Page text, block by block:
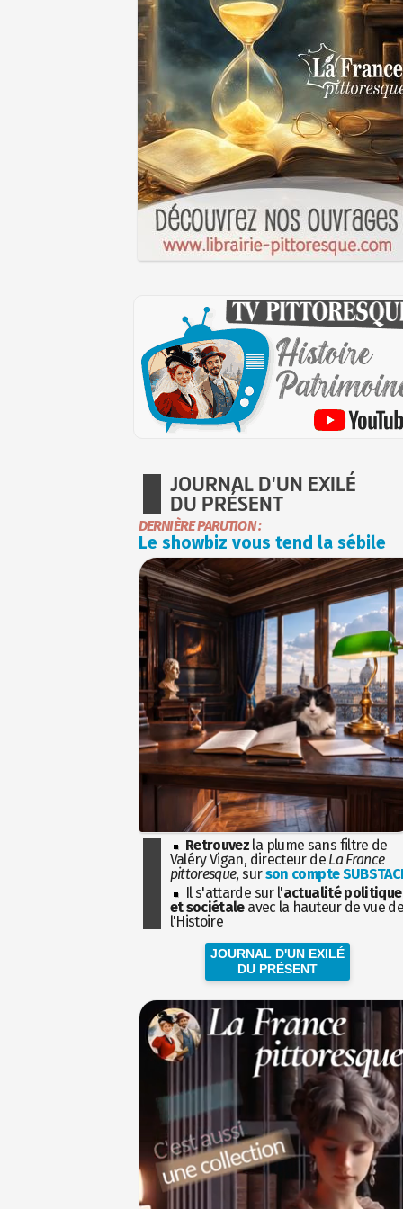
JOURNAL D'UN EXILÉ
DU PRÉSENT
DERNIÈRE PARUTION :
Le showbiz vous tend la sébile
Retrouvez la plume sans filtre de
Valéry Vigan, directeur de La France
pittoresque, surson compte
Il s'attarde sur l'actualité politique
et sociétaleavec la hauteur de vue
l'Histoire
JOURNAL D'UN EXILÉ
DU PRÉSENT